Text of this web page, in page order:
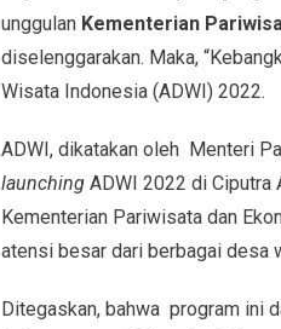
unggulan Kementerian
diselenggarakan. Maka,
Wisata Indonesia (ADWI) 2022.
ADWI, dikatakan oleh Menteri
launchingADWI 2022 di Ciputra
Kementerian Pariwisata dan
atensi besar dari berbagai desa
Ditegaskan, bahwa program ini